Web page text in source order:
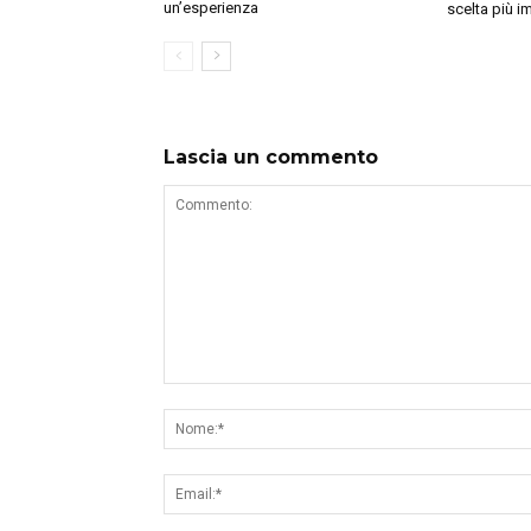
un’esperienza
scelta più
Lascia un commento